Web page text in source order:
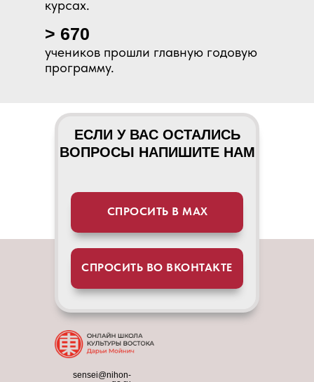
> 670
курсах.
учеников прошли главную годовую
программу.
СПРОСИТЬ В МАХ
ЕСЛИ У ВАС ОСТАЛИСЬ
ВОПРОСЫ НАПИШИТЕ НАМ
СПРОСИТЬ ВО ВКОНТАКТЕ
sensei@nihon-